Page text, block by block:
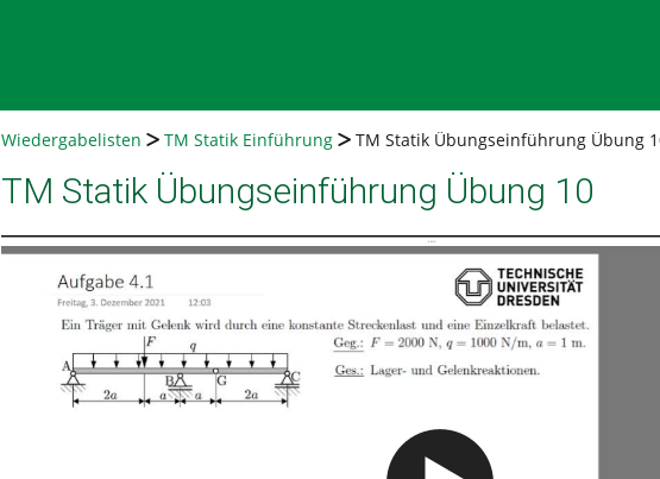
Wiedergabelisten TM Statik Einführung TM Statik Übungseinführung Übung
TM Statik Übungseinführung Übung 10